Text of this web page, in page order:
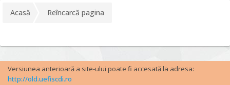
Acasă Reîncarcă pagina
Versiunea anterioară a site-ului poate fi accesată la adresa:
http://old.uefiscdi.ro